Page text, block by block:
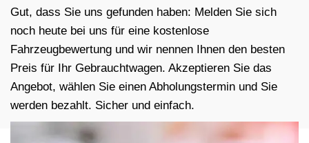
Gut, dass Sie uns gefunden haben: Melden Sie sich
noch heute bei uns für eine kostenlose
Fahrzeugbewertung und wir nennen Ihnen den besten
Preis für Ihr Gebrauchtwagen. Akzeptieren Sie das
Angebot, wählen Sie einen Abholungstermin und Sie
werden bezahlt. Sicher und einfach.